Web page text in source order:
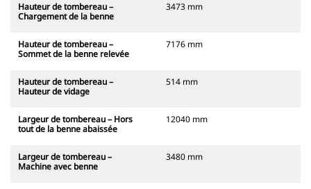
Hauteur de tombereau –
Chargement de la benne
3473 mm
Hauteur de tombereau –
Sommet de la benne relevée
7176 mm
Hauteur de tombereau –
Hauteur de vidage
514 mm
Largeur de tombereau – Hors
tout de la benne abaissée
12040 mm
Largeur de tombereau –
Machine avec benne
3480 mm